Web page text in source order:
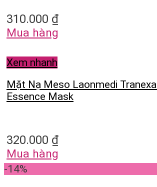
310.000 ₫
Mua hàng
Xem nhanh
Mặt Nạ Meso Laonmedi
Essence Mask
320.000 ₫
Mua hàng
-14%